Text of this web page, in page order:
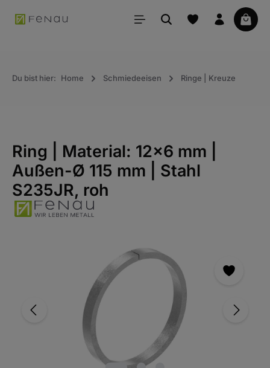
springen
Du bist hier: Home Schmiedeeisen Ringe | Kreuze
Ring | Material: 12x6 mm |
Außen-Ø 115 mm | Stahl
S235JR, roh
Bildergalerie überspringen